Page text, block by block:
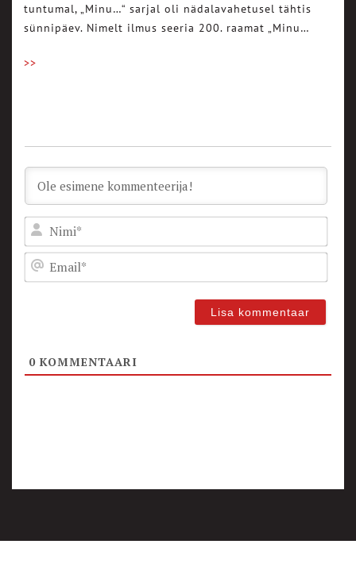
tuntumal, „Minu…“ sarjal oli nädalavahetusel tähtis
sünnipäev. Nimelt ilmus seeria 200. raamat „Minu…
>>
0 KOMMENTAARI